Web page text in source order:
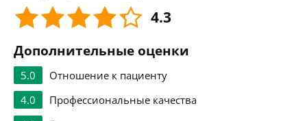
4.3
Дополнительные оценки
5.0
Отношение к пациенту
4.0
Профессиональные качества